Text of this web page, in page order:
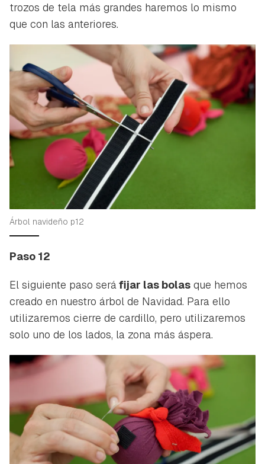
trozos de tela más grandes haremos lo mismo
que con las anteriores.
Árbol navideño p12
Paso 12
El siguiente paso será fijar las bolas que hemos
creado en nuestro árbol de Navidad. Para ello
utilizaremos cierre de cardillo, pero utilizaremos
solo uno de los lados, la zona más áspera.